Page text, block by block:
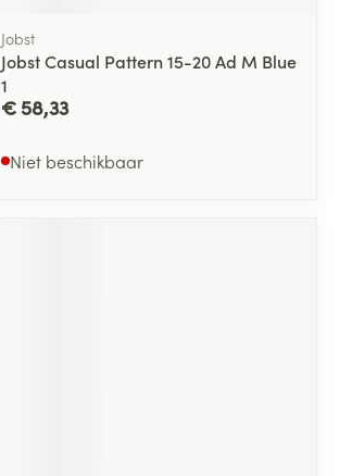
Jobst
Jobst Casual Pattern 15-20 Ad M Blue
1
€ 58,33
Niet beschikbaar